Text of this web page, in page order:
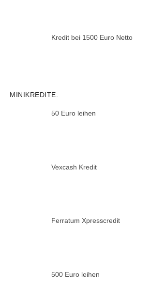
Kredit bei 1500 Euro Netto
MINIKREDITE:
50 Euro leihen
Vexcash Kredit
Ferratum Xpresscredit
500 Euro leihen